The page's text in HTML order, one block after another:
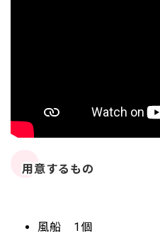
用意するもの
風船 1個